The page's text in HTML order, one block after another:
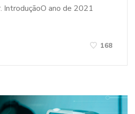
IntroduçãoO ano de 2021
168